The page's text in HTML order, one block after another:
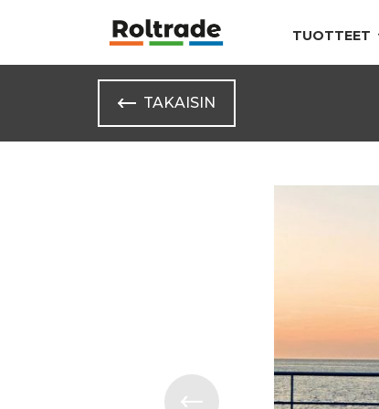
TUOTTEET
TAKAISIN